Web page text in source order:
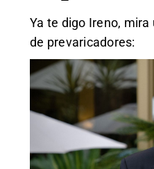
Ya te digo Ireno,
de prevaricadores: